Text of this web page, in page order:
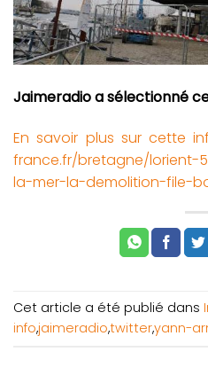
Jaimeradio a sélectionné
En savoir plus sur cette
france.fr/bretagne/lorient-
la-mer-la-demolition-file-
Cet article a été publié dans
info,jaimeradio,twitter,yann-